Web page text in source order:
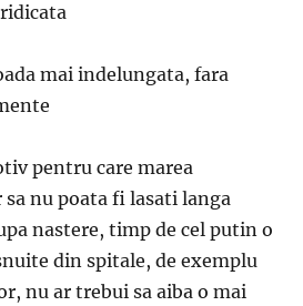
mai indelungata, fara
pentru care marea
nu poata fi lasati langa
nastere, timp de cel putin o
din spitale, de exemplu
nu ar trebui sa aiba o mai